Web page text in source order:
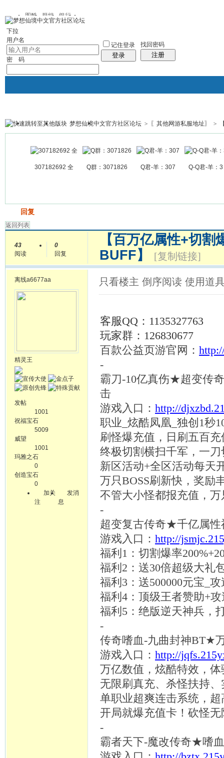
图酷 群组 银行
下拉
用户名
密 码
记住登录
登录
找回密码
注册
银行 群组聚合 我的空间
帖子
梦想仙境中文官方社区论坛 > 〖其他网游私服地址〗 >
307182692 全 Q群：3071826 Q君-羊：307 Q-Q君-羊：3
回复
返回列表
43
阅读
0
回复
【百万亿属性+切
BUFF】
[复制链接]
离线a6677aa
精灵王
发帖
1001
祝福宝石
5009
威望
1001
玛雅之石
0
创造宝石
0
加关
注
发消
息
只看楼主 倒序阅读 使用道
客服QQ：1135327763
玩家群： 126830677
百款公益页游官网：
-
霸刀-10亿真伤★超变传
击
游戏入口： http://
职业 _炫酷凤凰_独创1秒
刷怪爆充值，日刷五百充
终极切割横扫千军，一
新区活动+全区活动每天
万只BOSS刷新快，奖励
不管大小怪都报充值，万
-
超变复古传奇★千亿属性
游戏入口： http://
福利 1：切割爆率
福利 2：送30倍超级大礼
福利 3：送500000元宝_
福利 4：顶级王者赞助+
福利 5：绝版逆天神兵，
-
传奇嗜血-九曲封神BT★
游戏入口： http://
万亿数值，炫酷特效，
无限刷真充、杀怪扶持
单职业超爽连击系统，
开局就爆充值卡！砍怪
-
霸者天下-魔改传奇★嗜血